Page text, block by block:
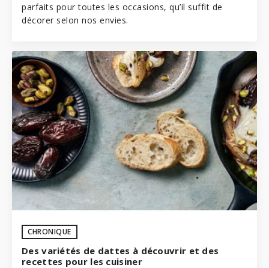
parfaits pour toutes les occasions, qu’il suffit de
décorer selon nos envies.
CHRONIQUE
Des variétés de dattes à découvrir et des
recettes pour les cuisiner